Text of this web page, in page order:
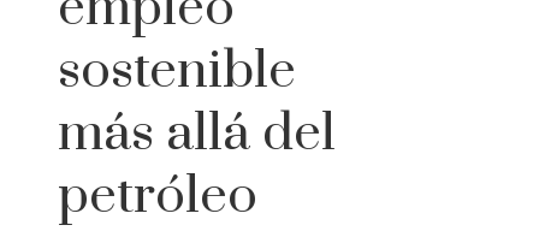
sostenible
más allá del
petróleo